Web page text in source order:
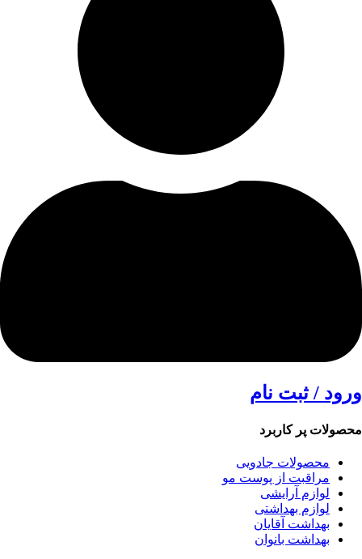
ورود / ثبت نام
محصولات پر کاربرد
محصولات جادویی
مراقبت از پوست مو
لوازم آرایشی
لوازم بهداشتی
بهداشت آقایان
بهداشت بانوان